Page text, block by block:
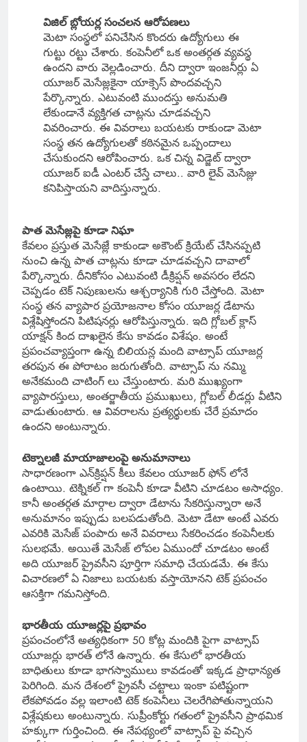
విజిల్ బ్లోయర్ల సంచలన ఆరోపణలు
మెటా సంస్థలో పనిచేసిన కొందరు ఉద్యోగులు ఈ
గుట్టు రట్టు చేశారు. కంపెనీలో ఒక అంతర్గత వ్యవస్థ
ఉందని వారు వెల్లడించారు. దీని ద్వారా ఇంజనీర్లు ఏ
యూజర్ మెసేజ్లకైనా యాక్సెస్ పొందవచ్చని
పేర్కొన్నారు. ఎటువంటి ముందస్తు అనుమతి
లేకుండానే వ్యక్తిగత చాట్లను చూడవచ్చని
వివరించారు. ఈ వివరాలు బయటకు రాకుండా మెటా
సంస్థ తన ఉద్యోగులతో కఠినమైన ఒప్పందాలు
చేసుకుందని ఆరోపించారు. ఒక చిన్న విడ్జెట్ ద్వారా
యూజర్ ఐడీ ఎంటర్ చేస్తే చాలు.. వారి లైవ్ మెసేజ్లు
కనిపిస్తాయని వాదిస్తున్నారు.
పాత మెసేజ్లపై కూడా నిఘా
కేవలం ప్రస్తుత మెసేజ్లే కాకుండా అకౌంట్ క్రియేట్ చేసినప్పటి
నుంచి ఉన్న పాత చాట్లను కూడా చూడవచ్చని దావాలో
పేర్కొన్నారు. దీనికోసం ఎటువంటి డీక్రిప్షన్ అవసరం లేదని
చెప్పడం టెక్ నిపుణులను ఆశ్చర్యానికి గురి చేస్తోంది. మెటా
సంస్థ తన వ్యాపార ప్రయోజనాల కోసం యూజర్ల డేటాను
విశ్లేషిస్తోందని పిటిషనర్లు ఆరోపిస్తున్నారు. ఇది గ్లోబల్ క్లాస్
యాక్షన్ కింద దాఖలైన కేసు కావడం విశేషం. అంటే
ప్రపంచవ్యాప్తంగా ఉన్న బిలియన్ల మంది వాట్సాప్ యూజర్ల
తరపున ఈ పోరాటం జరుగుతోంది. వాట్సాప్ ను నమ్మి
అనేకమంది చాటింగ్ లు చేస్తుంటారు. మరి ముఖ్యంగా
వ్యాపారస్తులు, అంతర్జాతీయ ప్రముఖులు, గ్లోబల్ లీడర్లు వీటిని
వాడుతుంటారు. ఆ వివరాలను ప్రత్యర్థులకు చేరే ప్రమాదం
ఉందని అంటున్నారు.
టెక్నాలజీ మాయాజాలంపై అనుమానాలు
సాధారణంగా ఎన్‌క్రిప్షన్ కీలు కేవలం యూజర్ ఫోన్ లోనే
ఉంటాయి. టెక్నికల్ గా కంపెనీ కూడా వీటిని చూడటం అసాధ్యం.
కానీ అంతర్గత మార్గాల ద్వారా డేటాను సేకరిస్తున్నారా అనే
అనుమానం ఇప్పుడు బలపడుతోంది. మెటా డేటా అంటే ఎవరు
ఎవరికి మెసేజ్ పంపారు అనే వివరాలు సేకరించడం కంపెనీలకు
సులభమే. అయితే మెసేజ్ లోపల ఏముందో చూడటం అంటే
అది యూజర్ ప్రైవసీని పూర్తిగా సమాధి చేయడమే. ఈ కేసు
విచారణలో ఏ నిజాలు బయటకు వస్తాయోనని టెక్ ప్రపంచం
ఆసక్తిగా గమనిస్తోంది.
భారతీయ యూజర్లపై ప్రభావం
ప్రపంచంలోనే అత్యధికంగా 50 కోట్ల మందికి పైగా వాట్సాప్
యూజర్లు భారత్ లోనే ఉన్నారు. ఈ కేసులో భారతీయ
బాధితులు కూడా భాగస్వాములు కావడంతో ఇక్కడ ప్రాధాన్యత
పెరిగింది. మన దేశంలో ప్రైవసీ చట్టాలు ఇంకా పటిష్టంగా
లేకపోవడం వల్ల ఇలాంటి టెక్ కంపెనీలు చెలరేగిపోతున్నాయని
విశ్లేషకులు అంటున్నారు. సుప్రీంకోర్టు గతంలో ప్రైవసీని ప్రాథమిక
హక్కుగా గుర్తించింది. ఈ నేపథ్యంలో వాట్సాప్ పై వచ్చిన